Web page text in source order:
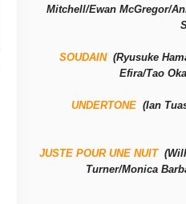
Mitchell/Ewan McGregor/
SOUDAIN(Ryusuke
Efira/Tao
UNDERTONE (Ian
JUSTE POUR UNE NUIT(Will
Turner/Monica